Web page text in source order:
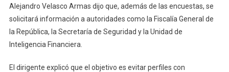
Alejandro Velasco Armas dijo que, además de las encuestas, se
solicitará información a autoridades como la Fiscalía General de
la República, la Secretaría de Seguridad y la Unidad de
Inteligencia Financiera.
El dirigente explicó que el objetivo es evitar perfiles con